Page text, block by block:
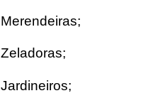
Merendeiras;
Zeladoras;
Jardineiros;